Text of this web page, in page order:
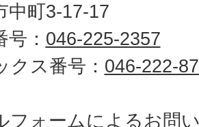
中町3-17-17
号： 046-225-2357
クス番号： 046-222-
フォームによるお問